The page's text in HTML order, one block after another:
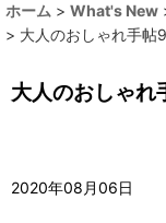
ホーム > What's New
> 大人のおしゃれ手帖
大人のおしゃれ
2020年08 月06日